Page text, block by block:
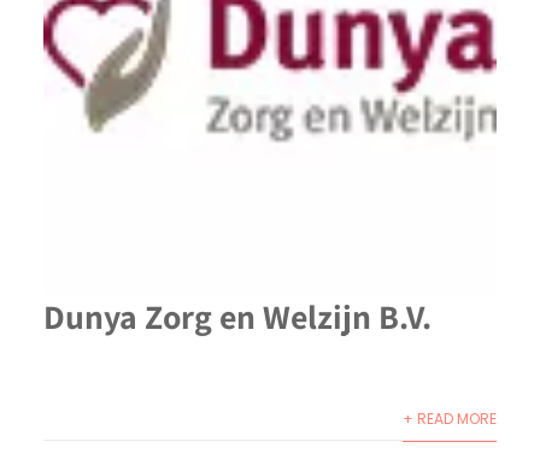
Dunya Zorg en Welzijn B.V.
+ READ MORE